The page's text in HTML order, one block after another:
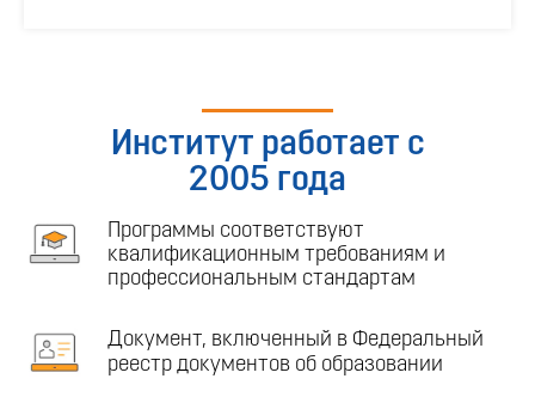
Институт работает с
2005 года
Программы соответствуют
квалификационным требованиям и
профессиональным стандартам
Документ, включенный в Федеральный
реестр документов об образовании